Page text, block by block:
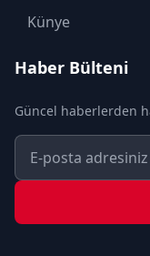
POLİTİKA
SON DAKİKA
SPOR
TURİZM
Künye
Haber Bülteni
Güncel haberlerden